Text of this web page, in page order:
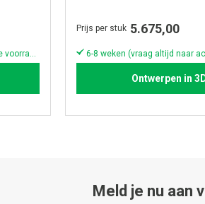
6-8 weken (vraag altijd naar actuele voorraad & levertijd!)
Prijs per stuk 5.675,00
Ontwerpen in
Meld je nu aan